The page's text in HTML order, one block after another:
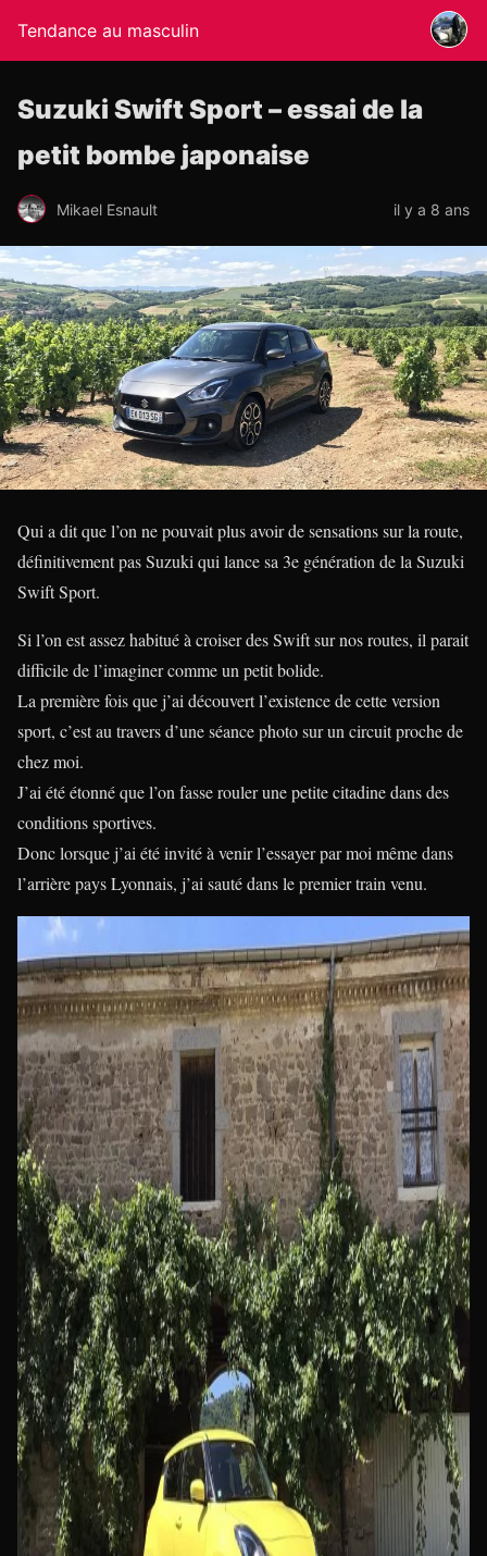
Tendance au masculin
Suzuki Swift Sport – essai de la
petit bombe japonaise
Mikael Esnault il y a 8 ans
Qui a dit que l’on ne pouvait plus avoir de sensations sur la route,
définitivement pas Suzuki qui lance sa 3e génération de la Suzuki
Swift Sport.
Si l’on est assez habitué à croiser des Swift sur nos routes, il parait
difficile de l’imaginer comme un petit bolide.
La première fois que j’ai découvert l’existence de cette version
sport, c’est au travers d’une séance photo sur un circuit proche de
chez moi.
J’ai été étonné que l’on fasse rouler une petite citadine dans des
conditions sportives.
Donc lorsque j’ai été invité à venir l’essayer par moi même dans
l’arrière pays Lyonnais, j’ai sauté dans le premier train venu.